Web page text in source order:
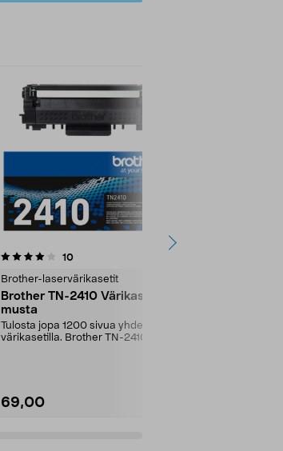
10arvostelut
Brother-laservärikasetit
Brother TN-2410 Värikasetti,
musta
Tulosta jopa 1200 sivua yhdellä
värikasetilla. Brother TN-2410 –
69,00
5.0 viidestä